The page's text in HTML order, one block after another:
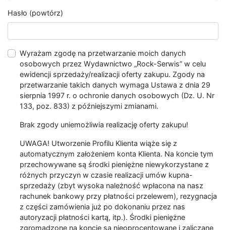
Hasło (powtórz)
Wyrażam zgodę na przetwarzanie moich danych
osobowych przez Wydawnictwo „Rock-Serwis” w celu
ewidencji sprzedaży/realizacji oferty zakupu. Zgody na
przetwarzanie takich danych wymaga Ustawa z dnia 29
sierpnia 1997 r. o ochronie danych osobowych (Dz. U. Nr
133, poz. 833) z późniejszymi zmianami.
Brak zgody uniemożliwia realizację oferty zakupu!
UWAGA! Utworzenie Profilu Klienta wiąże się z
automatycznym założeniem konta Klienta. Na koncie tym
przechowywane są środki pieniężne niewykorzystane z
różnych przyczyn w czasie realizacji umów kupna-
sprzedaży (zbyt wysoka należność wpłacona na nasz
rachunek bankowy przy płatności przelewem), rezygnacja
z części zamówienia już po dokonaniu przez nas
autoryzacji płatności kartą, itp.). Środki pieniężne
zgromadzone na koncie są nieoprocentowane i zaliczane